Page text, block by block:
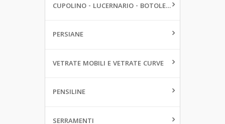
CUPOLINO - LUCERNARIO - BOTOLE DA PAVIMENTO
PERSIANE
VETRATE MOBILI E VETRATE CURVE
PENSILINE
SERRAMENTI